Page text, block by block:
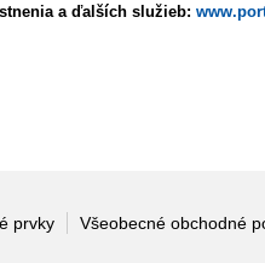
a ďalších služieb:
prvky Všeobecné obchodné